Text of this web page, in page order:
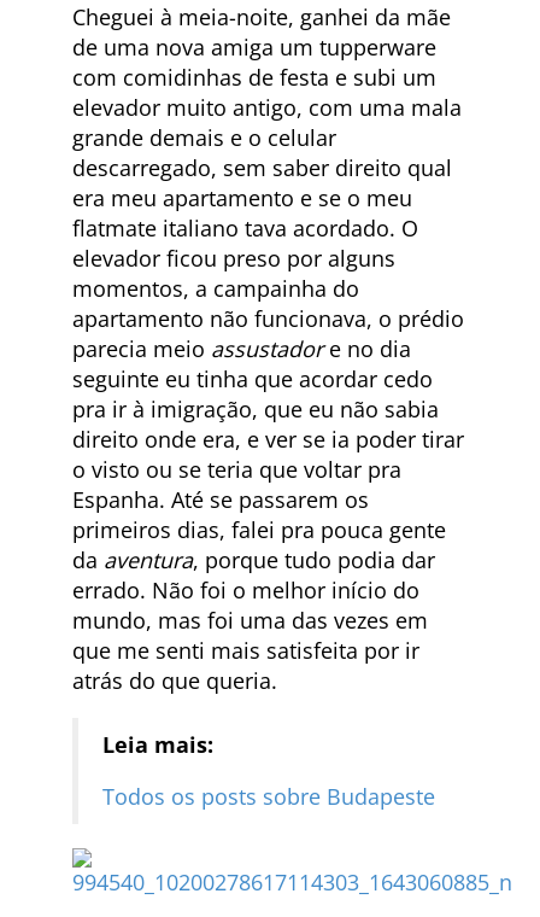
Cheguei à meia-noite, ganhei da mãe
de uma nova amiga um tupperware
com comidinhas de festa e subi um
elevador muito antigo, com uma mala
grande demais e o celular
descarregado, sem saber direito qual
era meu apartamento e se o meu
flatmate italiano tava acordado. O
elevador ficou preso por alguns
momentos, a campainha do
apartamento não funcionava, o prédio
parecia meio assustadore no dia
seguinte eu tinha que acordar cedo
pra ir à imigração, que eu não sabia
direito onde era, e ver se ia poder tirar
o visto ou se teria que voltar pra
Espanha. Até se passarem os
primeiros dias, falei pra pouca gente
da aventura, porque tudo podia dar
errado. Não foi o melhor início do
mundo, mas foi uma das vezes em
que me senti mais satisfeita por ir
atrás do que queria.
Leia mais:
Todos os posts sobre Budapeste